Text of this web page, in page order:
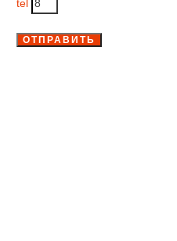
tel
ОТПРАВИТЬ